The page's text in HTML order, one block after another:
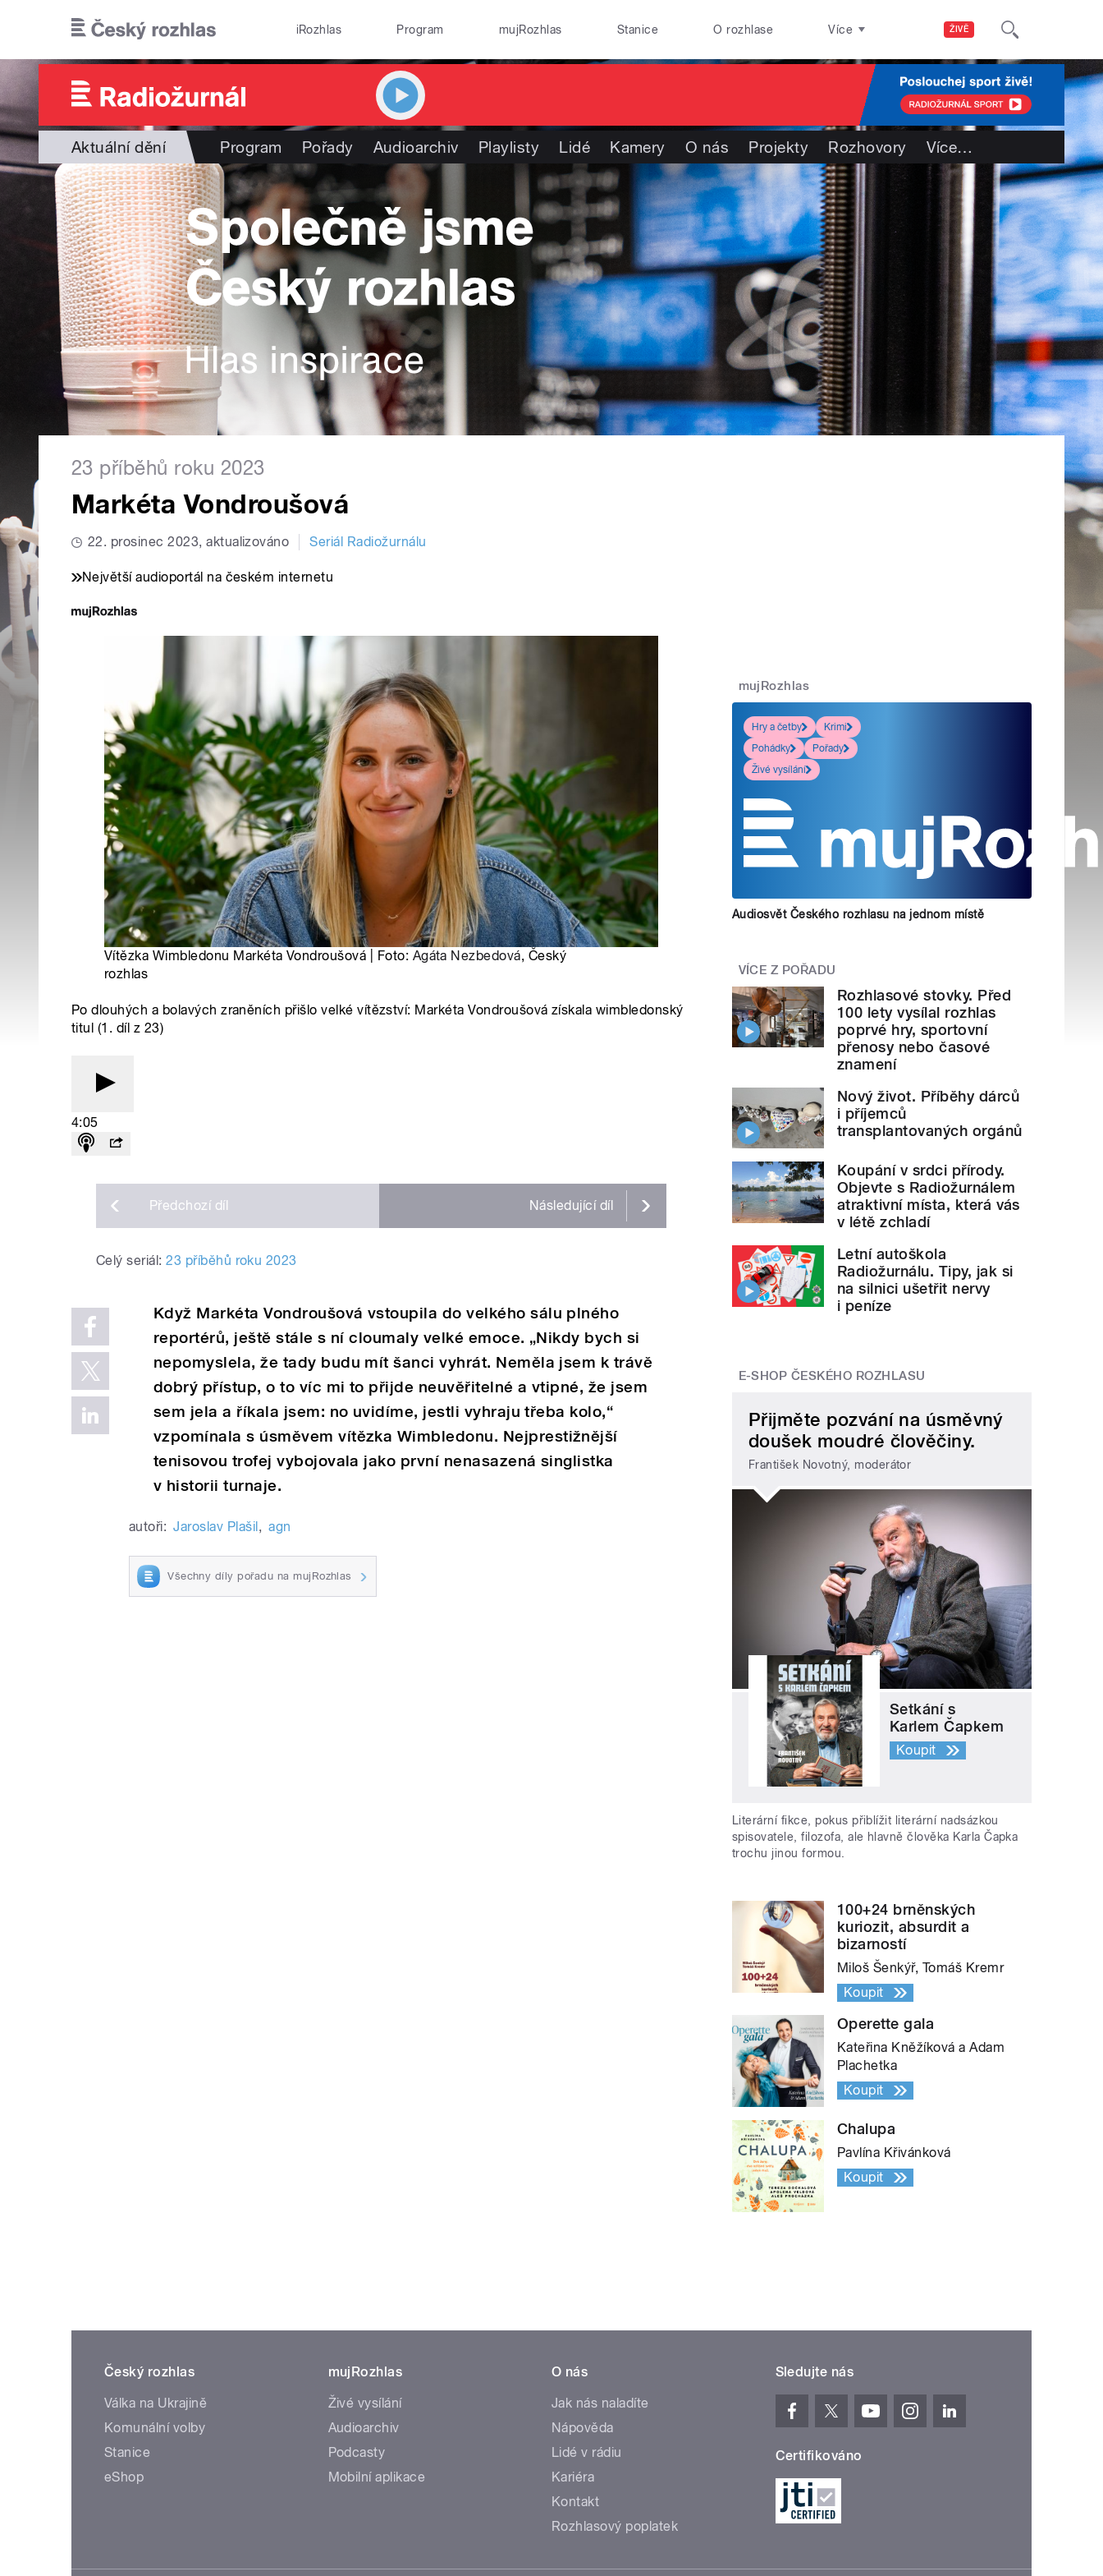
ŽIVĚ
iRozhlas Program mujRozhlas Stanice O rozhlase Více
Aktuální dění Program Pořady Audioarchiv Playlisty Lidé Kamery O nás Projekty Rozhovory Více…
23 příběhů roku 2023
Markéta Vondroušová
22. prosinec 2023, aktualizováno Seriál Radiožurnálu
Největší audioportál na českém internetu
Vítězka Wimbledonu Markéta Vondroušová | Foto: Agáta Nezbedová, Český
rozhlas
Po dlouhých a bolavých zraněních přišlo velké vítězství: Markéta Vondroušová získala wimbledonský
titul (1. díl z 23)
4:05
Předchozí díl Následující díl
Celý seriál: 23 příběhů roku 2023
Když Markéta Vondroušová vstoupila do velkého sálu plného
reportérů, ještě stále s ní cloumaly velké emoce. „Nikdy bych si
nepomyslela, že tady budu mít šanci vyhrát. Neměla jsem k trávě
dobrý přístup, o to víc mi to přijde neuvěřitelné a vtipné, že jsem
sem jela a říkala jsem: no uvidíme, jestli vyhraju třeba kolo,“
vzpomínala s úsměvem vítězka Wimbledonu. Nejprestižnější
tenisovou trofej vybojovala jako první nenasazená singlistka
v historii turnaje.
autoři: Jaroslav Plašil , agn
Všechny díly pořadu na mujRozhlas
mujRozhlas
Hry a četby
Krimi
Pohádky
Pořady
Živé vysílání
Audiosvět Českého rozhlasu na jednom místě
VÍCE Z POŘADU
Rozhlasové stovky. Před
100 lety vysílal rozhlas
poprvé hry, sportovní
přenosy nebo časové
znamení
Nový život. Příběhy dárců
i příjemců
transplantovaných orgánů
Koupání v srdci přírody.
Objevte s Radiožurnálem
atraktivní místa, která vás
v létě zchladí
Letní autoškola
Radiožurnálu. Tipy, jak si
na silnici ušetřit nervy
i peníze
E-SHOP ČESKÉHO ROZHLASU
Přijměte pozvání na úsměvný
doušek moudré člověčiny.
František Novotný, moderátor
Setkání s
Karlem Čapkem
Koupit
Literární fikce, pokus přiblížit literární nadsázkou
spisovatele, filozofa, ale hlavně člověka Karla Čapka
trochu jinou formou.
100+24 brněnských
kuriozit, absurdit a
bizarností
Miloš Šenkýř, Tomáš Kremr
Koupit
Operette gala
Kateřina Kněžíková a Adam
Plachetka
Koupit
Chalupa
Pavlína Křivánková
Koupit
Český rozhlas
Válka na Ukrajině
Komunální volby
Stanice
eShop
mujRozhlas
Živé vysílání
Audioarchiv
Podcasty
Mobilní aplikace
O nás
Jak nás naladíte
Nápověda
Lidé v rádiu
Kariéra
Kontakt
Rozhlasový poplatek
Sledujte nás
Certifikováno